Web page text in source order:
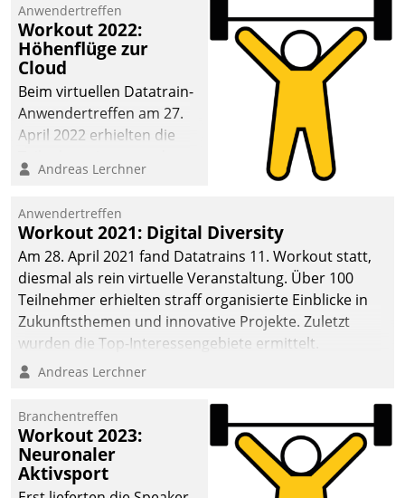
Mammutprojekte
meistern und Workloads
wuppen – bei zunehmend
anspruchsvollen
Aufgaben und
abnehmendem
Anwendertreffen
Workout 2022:
Höhenflüge zur
Cloud
Beim virtuellen Datatrain-
Anwendertreffen am 27.
April 2022 erhielten die
Teilnehmer kurzweilige
Cloud-Strategien und -
Lösungen mit hohem
Zukunftspotenzial.
Andreas Lerchner
Anwendertreffen
Workout 2021: Digital Diversity
Am 28. April 2021 fand Datatrains 11. Workout statt,
diesmal als rein virtuelle Veranstaltung. Über 100
Teilnehmer erhielten straff organisierte Einblicke in
Zukunftsthemen und innovative Projekte. Zuletzt
wurden die Top-Interessengebiete ermittelt.
Andreas Lerchner
Branchentreffen
Workout 2023:
Neuronaler
Aktivsport